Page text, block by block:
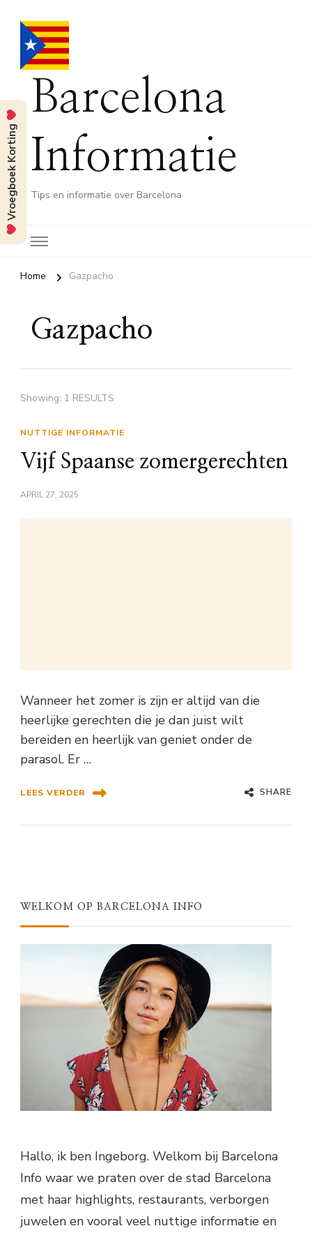
Barcelona
Informatie
Tips en informatie over Barcelona
Home Gazpacho
Gazpacho
Showing: 1 RESULTS
NUTTIGE INFORMATIE
Vijf Spaanse zomergerechten
APRIL 27, 2025
Wanneer het zomer is zijn er altijd van die
heerlijke gerechten die je dan juist wilt
bereiden en heerlijk van geniet onder de
parasol. Er …
LEES VERDER SHARE
WELKOM OP BARCELONA INFO
Hallo, ik ben Ingeborg. Welkom bij Barcelona
Info waar we praten over de stad Barcelona
met haar highlights, restaurants, verborgen
juwelen en vooral veel nuttige informatie en
Vroegboek Korting